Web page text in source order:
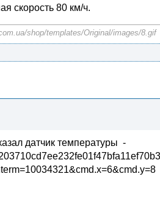
скорость 80 км/ч.
shop/templates/Original/images/8.gif
датчик температуры -